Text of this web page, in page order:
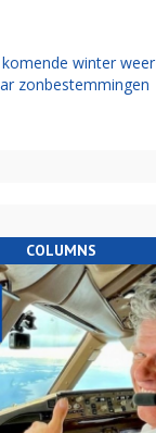
winter weer
zonbestemmingen
COLUMNS